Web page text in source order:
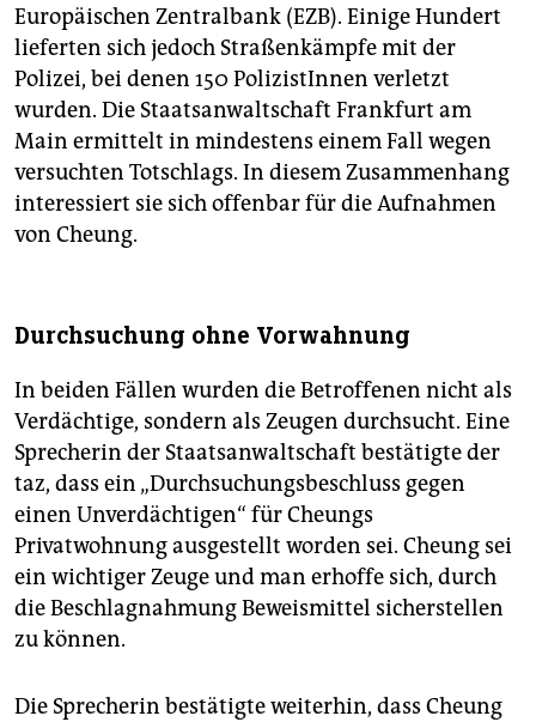
Europäischen Zentralbank (EZB). Einige Hundert
lieferten sich jedoch Straßenkämpfe mit der
Polizei, bei denen 150 PolizistInnen verletzt
wurden. Die Staatsanwaltschaft Frankfurt am
Main ermittelt in mindestens einem Fall wegen
versuchten Totschlags. In diesem Zusammenhang
interessiert sie sich offenbar für die Aufnahmen
von Cheung.
Durchsuchung ohne Vorwahnung
In beiden Fällen wurden die Betroffenen nicht als
Verdächtige, sondern als Zeugen durchsucht. Eine
Sprecherin der Staatsanwaltschaft bestätigte der
taz, dass ein „Durchsuchungsbeschluss gegen
einen Unverdächtigen“ für Cheungs
Privatwohnung ausgestellt worden sei. Cheung sei
ein wichtiger Zeuge und man erhoffe sich, durch
die Beschlagnahmung Beweismittel sicherstellen
zu können.
Die Sprecherin bestätigte weiterhin, dass Cheung